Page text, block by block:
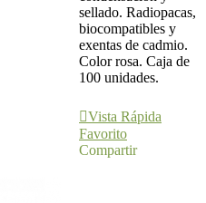
sellado. Radiopacas,
biocompatibles y
exentas de cadmio.
Color rosa. Caja de
100 unidades.
Vista Rápida
Favorito
Compartir